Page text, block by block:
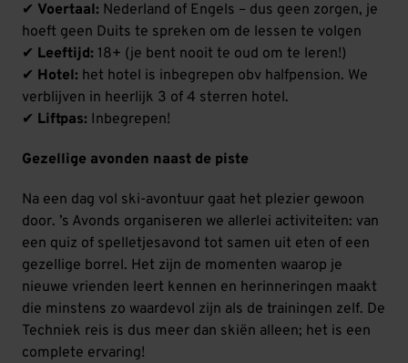
✔ Voertaal: Nederland of Engels – dus geen zorgen, je
hoeft geen Duits te spreken om de lessen te volgen
✔ Leeftijd: 18+ (je bent nooit te oud om te leren!)
✔ Hotel: het hotel is inbegrepen obv halfpension. We
verblijven in heerlijk 3 of 4 sterren hotel.
✔ Liftpas: Inbegrepen!
Gezellige avonden naast de piste
Na een dag vol ski-avontuur gaat het plezier gewoon
door. ’s Avonds organiseren we allerlei activiteiten: van
een quiz of spelletjesavond tot samen uit eten of een
gezellige borrel. Het zijn de momenten waarop je
nieuwe vrienden leert kennen en herinneringen maakt
die minstens zo waardevol zijn als de trainingen zelf. De
Techniek reis is dus meer dan skiën alleen; het is een
complete ervaring!